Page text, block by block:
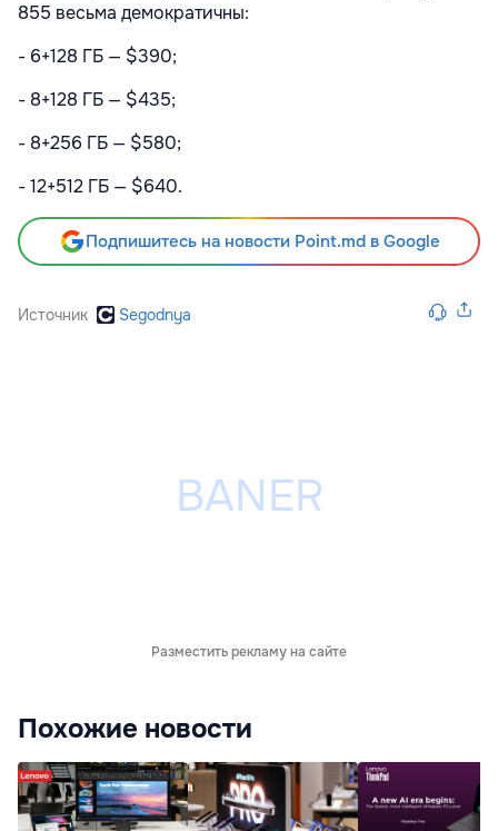
855 весьма демократичны:
- 6+128 ГБ — $390;
- 8+128 ГБ — $435;
- 8+256 ГБ — $580;
- 12+512 ГБ — $640.
Подпишитесь на новости Point.md в Google
Источник Segodnya
Разместить рекламу на сайте
Похожие новости